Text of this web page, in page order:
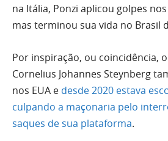
na Itália, Ponzi aplicou golpes
mas terminou sua vida no Brasil
Por inspiração, ou coincidência,
Cornelius Johannes Steynberg
nos EUA e desde 2020 estava
culpando a maçonaria pelo
saques de sua plataforma.